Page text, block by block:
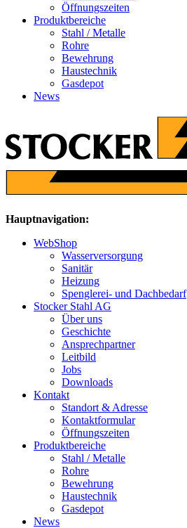
Öffnungszeiten
Produktbereiche
Stahl / Metalle
Rohre
Bewehrung
Haustechnik
Gasdepot
News
Hauptnavigation:
WebShop
Wasserversorgung
Sanitär
Heizung
Spenglerei- und Dachbedarf
Stocker Stahl AG
Über uns
Geschichte
Ansprechpartner
Leitbild
Jobs
Downloads
Kontakt
Standort & Adresse
Kontaktformular
Öffnungszeiten
Produktbereiche
Stahl / Metalle
Rohre
Bewehrung
Haustechnik
Gasdepot
News